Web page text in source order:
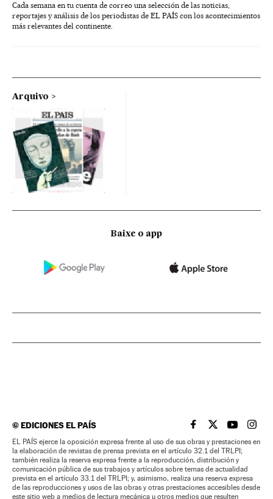
Cada semana en tu cuenta de correo una selección de las noticias,
reportajes y análisis de los periodistas de EL PAÍS con los acontecimientos
más relevantes del continente.
Arquivo
Baixe o app
©EDICIONES EL PAÍS EL PAÍS BRASIL EN
EL PAÍSEL PAÍS
EL
EL PAÍS ejerce la oposición expresa frente al uso de sus obras y prestaciones en
la elaboración de revistas de prensa prevista en el artículo 32.1 del TRLPI;
también realiza la reserva expresa frente a la reproducción, distribución y
comunicación pública de sus trabajos y artículos sobre temas de actualidad
prevista en el artículo 33.1 del TRLPI; y, asimismo, realiza una reserva expresa
de las reproducciones y usos de las obras y otras prestaciones accesibles desde
este sitio web a medios de lectura mecánica u otros medios que resulten